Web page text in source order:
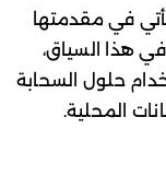
في مقدمتها
هذا السياق،
حلول السحابة
المحلية.